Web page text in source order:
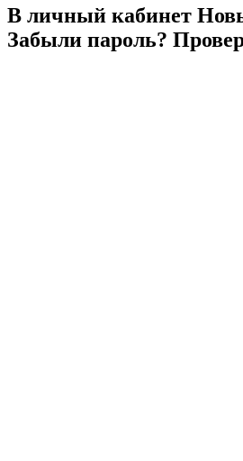
В личный кабинет
Забыли пароль?